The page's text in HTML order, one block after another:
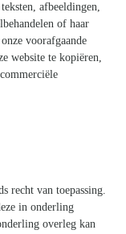
afbeeldingen,
of haar
voorafgaande
website te kopiëren,
recht van toepassing.
in onderling
overleg kan